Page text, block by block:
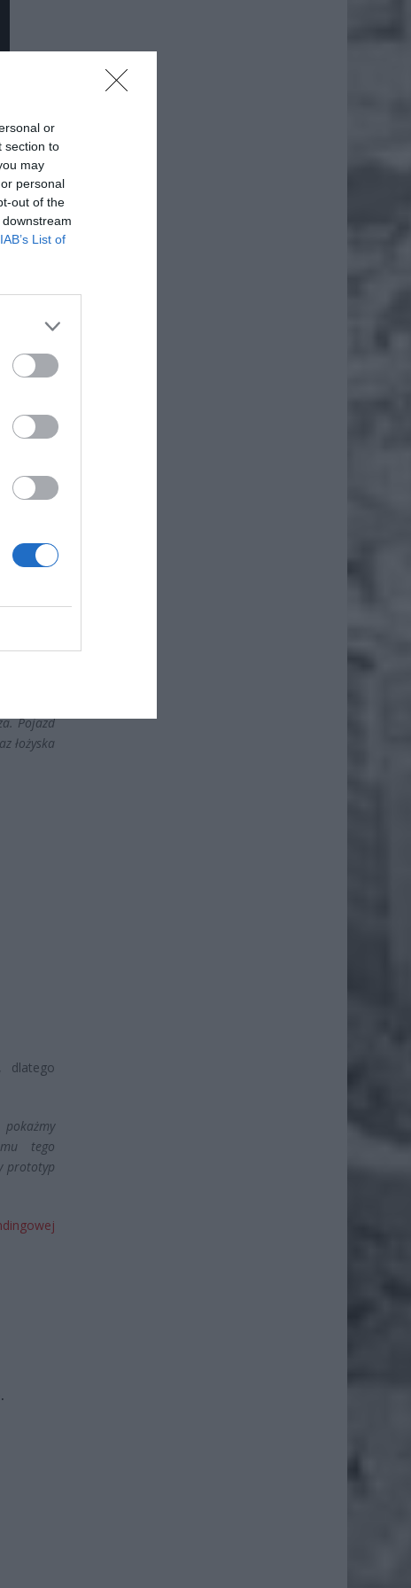
or
section to
may
personal
out of the
IAB’s List of
Jak to
Pojazd
łożyska
dlatego
tego
prototyp